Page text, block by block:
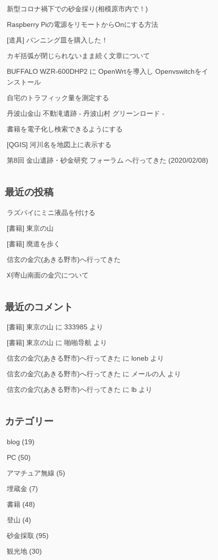
新型コロナ禍下での砂金採り(相模原市内で！)
Raspberry Piの電源をリモートからOnにする方法
[道具] パンニング皿を購入した！
カギ括弧が閉じられないまま続く文章について
BUFFALO WZR-600DHP2 に OpenWrtを導入し Openvswitchをイ
ンストール
自宅のトラフィック量を測定する
丹波山金山 不動滝遺跡 - 丹波山村 グリーンロード -
書籍を電子化し検索できるようにする
[QGIS] 河川名を地図上に表示する
第8回 金山遺跡・砂金研究 フォーラム へ行ってきた (2020/02/08)
最近の投稿
ラズパイにミニ液晶を付ける
[書籍] 東京の山
[書籍] 廃道を歩く
信玄の金穴(あきる野市)へ行ってきた
刈寄山南面の金穴について
最近のコメント
[書籍] 東京の山 に 333985 より
[書籍] 東京の山 に 啪啪导航 より
信玄の金穴(あきる野市)へ行ってきた に loneb より
信玄の金穴(あきる野市)へ行ってきた に メールの人 より
信玄の金穴(あきる野市)へ行ってきた に lb より
カテゴリー
blog (19)
PC (50)
アマチュア無線 (5)
埋蔵金 (7)
書籍 (48)
登山 (4)
砂金採取 (95)
観光地 (30)